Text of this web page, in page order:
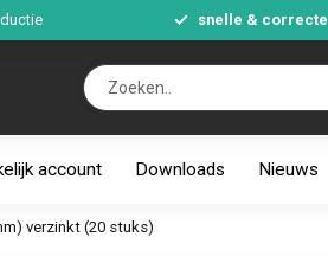
snelle & correcte
account Downloads Nieuws
verzinkt (20 stuks)